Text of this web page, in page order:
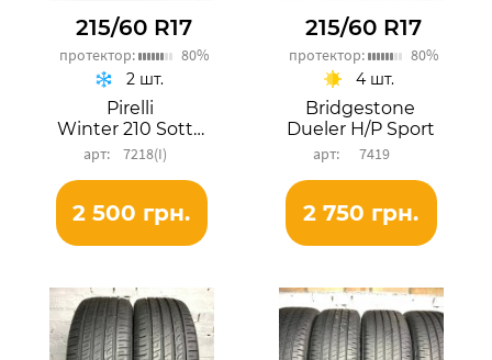
215/60 R17
протектор: 80%
Pirelli
Winter 210 SottoZero Serie2
7218(I)
2 шт.
2 500 грн.
215/60 R17
протектор: 80%
Bridgestone
Dueler H/P Sport
7419
4 шт.
2 750 грн.